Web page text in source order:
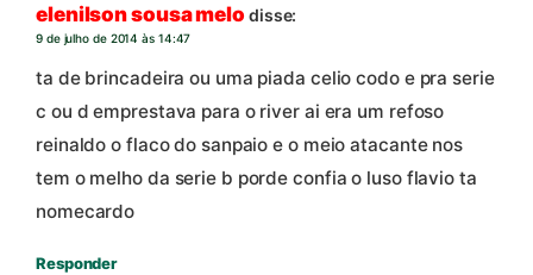
elenilson sousa melo disse:
9 de julho de 2014 às 14:47
ta de brincadeira ou uma piada celio codo e pra serie
c ou d emprestava para o river ai era um refoso
reinaldo o flaco do sanpaio e o meio atacante nos
tem o melho da serie b porde confia o luso flavio ta
nomecardo
Responder